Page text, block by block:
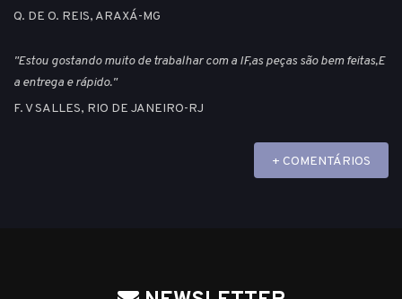
Q. DE O. REIS, ARAXÁ-MG
"Estou gostando muito de trabalhar com a IF,as peças são bem feitas,E
a entrega e rápido."
F. V SALLES, RIO DE JANEIRO-RJ
+ COMENTÁRIOS